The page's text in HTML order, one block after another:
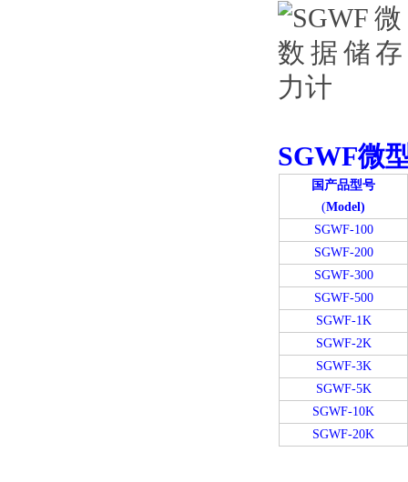
SGWF微
国产品型号
(Model)
SGWF-100
SGWF-200
SGWF-300
SGWF-500
SGWF-1K
SGWF-2K
SGWF-3K
SGWF-5K
SGWF-10K
SGWF-20K